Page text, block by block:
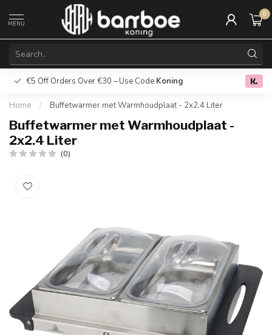
MENU
0
€5 Off Orders Over €30 – Use Code Koning Free
Home / Buffetwarmer met Warmhoudplaat - 2x2.4 Liter
Buffetwarmer met Warmhoudplaat -
2x2.4 Liter
(0)